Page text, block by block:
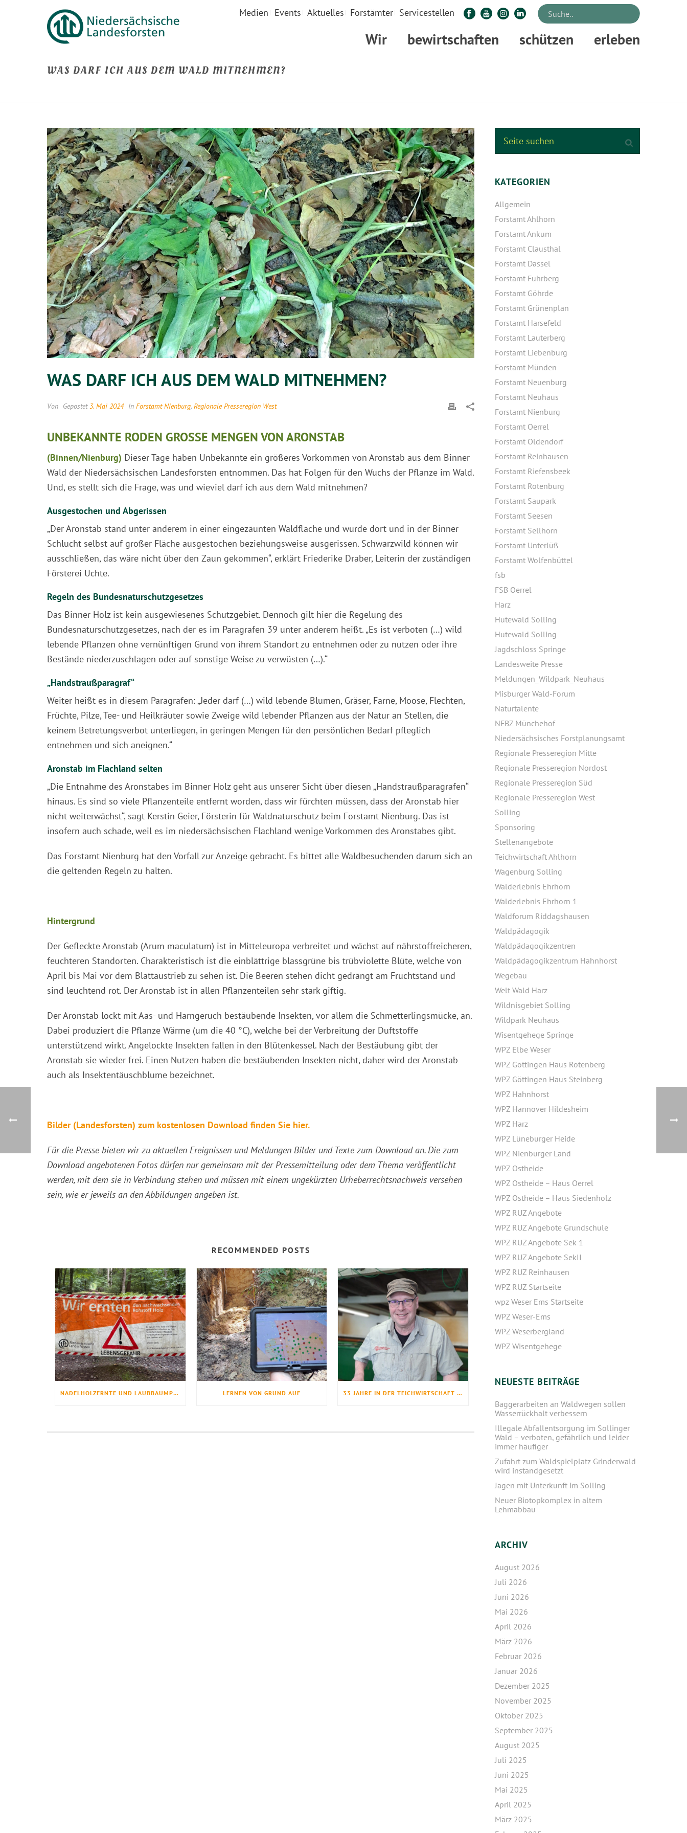
Medien Events Aktuelles Forstämter Servicestellen
Wir bewirtschaften schützen erleben
WAS DARF ICH AUS DEM WALD MITNEHMEN?
WAS DARF ICH AUS DEM WALD MITNEHMEN?
Von Gepostet3. Mai 2024 In Forstamt Nienburg, Regionale Presseregion West
UNBEKANNTE RODEN GROSSE MENGEN VON ARONSTAB
(Binnen/Nienburg) Dieser Tage haben Unbekannte ein größeres Vorkommen von Aronstab aus dem Binner
Wald der Niedersächsischen Landesforsten entnommen. Das hat Folgen für den Wuchs der Pflanze im Wald.
Und, es stellt sich die Frage, was und wieviel darf ich aus dem Wald mitnehmen?
Ausgestochen und Abgerissen
„Der Aronstab stand unter anderem in einer eingezäunten Waldfläche und wurde dort und in der Binner
Schlucht selbst auf großer Fläche ausgestochen beziehungsweise ausgerissen. Schwarzwild können wir
ausschließen, das wäre nicht über den Zaun gekommen“, erklärt Friederike Draber, Leiterin der zuständigen
Försterei Uchte.
Regeln des Bundesnaturschutzgesetzes
Das Binner Holz ist kein ausgewiesenes Schutzgebiet. Dennoch gilt hier die Regelung des
Bundesnaturschutzgesetzes, nach der es im Paragrafen 39 unter anderem heißt. „Es ist verboten (…) wild
lebende Pflanzen ohne vernünftigen Grund von ihrem Standort zu entnehmen oder zu nutzen oder ihre
Bestände niederzuschlagen oder auf sonstige Weise zu verwüsten (…).“
„Handstraußparagraf“
Weiter heißt es in diesem Paragrafen: „Jeder darf (…) wild lebende Blumen, Gräser, Farne, Moose, Flechten,
Früchte, Pilze, Tee- und Heilkräuter sowie Zweige wild lebender Pflanzen aus der Natur an Stellen, die
keinem Betretungsverbot unterliegen, in geringen Mengen für den persönlichen Bedarf pfleglich
entnehmen und sich aneignen.“
Aronstab im Flachland selten
„Die Entnahme des Aronstabes im Binner Holz geht aus unserer Sicht über diesen „Handstraußparagrafen“
hinaus. Es sind so viele Pflanzenteile entfernt worden, dass wir fürchten müssen, dass der Aronstab hier
nicht weiterwächst“, sagt Kerstin Geier, Försterin für Waldnaturschutz beim Forstamt Nienburg. Das ist
insofern auch schade, weil es im niedersächsischen Flachland wenige Vorkommen des Aronstabes gibt.
Das Forstamt Nienburg hat den Vorfall zur Anzeige gebracht. Es bittet alle Waldbesuchenden darum sich an
die geltenden Regeln zu halten.
Hintergrund
Der Gefleckte Aronstab (Arum maculatum) ist in Mitteleuropa verbreitet und wächst auf nährstoffreicheren,
feuchteren Standorten. Charakteristisch ist die einblättrige blassgrüne bis trübviolette Blüte, welche von
April bis Mai vor dem Blattaustrieb zu sehen ist. Die Beeren stehen dicht gedrängt am Fruchtstand und
sind leuchtend rot. Der Aronstab ist in allen Pflanzenteilen sehr stark giftig.
Der Aronstab lockt mit Aas- und Harngeruch bestäubende Insekten, vor allem die Schmetterlingsmücke, an.
Dabei produziert die Pflanze Wärme (um die 40 °C), welche bei der Verbreitung der Duftstoffe
unterstützend wirkt. Angelockte Insekten fallen in den Blütenkessel. Nach der Bestäubung gibt der
Aronstab sie wieder frei. Einen Nutzen haben die bestäubenden Insekten nicht, daher wird der Aronstab
auch als Insektentäuschblume bezeichnet.
Bilder (Landesforsten) zum kostenlosen Download finden Sie hier.
Für die Presse bieten wir zu aktuellen Ereignissen und Meldungen Bilder und Texte zum Download an. Die zum
Download angebotenen Fotos dürfen nur gemeinsam mit der Pressemitteilung oder dem Thema veröffentlicht
werden, mit dem sie in Verbindung stehen und müssen mit einem ungekürzten Urheberrechtsnachweis versehen
sein, wie er jeweils an den Abbildungen angeben ist.
RECOMMENDED POSTS
NADELHOLZERNTE UND LAUBBAUMPFLANZUNG LERNEN VON GRUND AUF 33 JAHRE IN DER TEICHWIRTSCHAFT AHLHORN DEN TRAUMBERUF GELEBT
KATEGORIEN
Allgemein
Forstamt Ahlhorn
Forstamt Ankum
Forstamt Clausthal
Forstamt Dassel
Forstamt Fuhrberg
Forstamt Göhrde
Forstamt Grünenplan
Forstamt Harsefeld
Forstamt Lauterberg
Forstamt Liebenburg
Forstamt Münden
Forstamt Neuenburg
Forstamt Neuhaus
Forstamt Nienburg
Forstamt Oerrel
Forstamt Oldendorf
Forstamt Reinhausen
Forstamt Riefensbeek
Forstamt Rotenburg
Forstamt Saupark
Forstamt Seesen
Forstamt Sellhorn
Forstamt Unterlüß
Forstamt Wolfenbüttel
fsb
FSB Oerrel
Harz
Hutewald Solling
Hutewald Solling
Jagdschloss Springe
Landesweite Presse
Meldungen_Wildpark_Neuhaus
Misburger Wald-Forum
Naturtalente
NFBZ Münchehof
Niedersächsisches Forstplanungsamt
Regionale Presseregion Mitte
Regionale Presseregion Nordost
Regionale Presseregion Süd
Regionale Presseregion West
Solling
Sponsoring
Stellenangebote
Teichwirtschaft Ahlhorn
Wagenburg Solling
Walderlebnis Ehrhorn
Walderlebnis Ehrhorn 1
Waldforum Riddagshausen
Waldpädagogik
Waldpädagogikzentren
Waldpädagogikzentrum Hahnhorst
Wegebau
Welt Wald Harz
Wildnisgebiet Solling
Wildpark Neuhaus
Wisentgehege Springe
WPZ Elbe Weser
WPZ Göttingen Haus Rotenberg
WPZ Göttingen Haus Steinberg
WPZ Hahnhorst
WPZ Hannover Hildesheim
WPZ Harz
WPZ Lüneburger Heide
WPZ Nienburger Land
WPZ Ostheide
WPZ Ostheide – Haus Oerrel
WPZ Ostheide – Haus Siedenholz
WPZ RUZ Angebote
WPZ RUZ Angebote Grundschule
WPZ RUZ Angebote Sek 1
WPZ RUZ Angebote SekII
WPZ RUZ Reinhausen
WPZ RUZ Startseite
wpz Weser Ems Startseite
WPZ Weser-Ems
WPZ Weserbergland
WPZ Wisentgehege
NEUESTE BEITRÄGE
Baggerarbeiten an Waldwegen sollen
Wasserrückhalt verbessern
Illegale Abfallentsorgung im Sollinger
Wald – verboten, gefährlich und leider
immer häufiger
Zufahrt zum Waldspielplatz Grinderwald
wird instandgesetzt
Jagen mit Unterkunft im Solling
Neuer Biotopkomplex in altem
Lehmabbau
ARCHIV
August 2026
Juli 2026
Juni 2026
Mai 2026
April 2026
März 2026
Februar 2026
Januar 2026
Dezember 2025
November 2025
Oktober 2025
September 2025
August 2025
Juli 2025
Juni 2025
Mai 2025
April 2025
März 2025